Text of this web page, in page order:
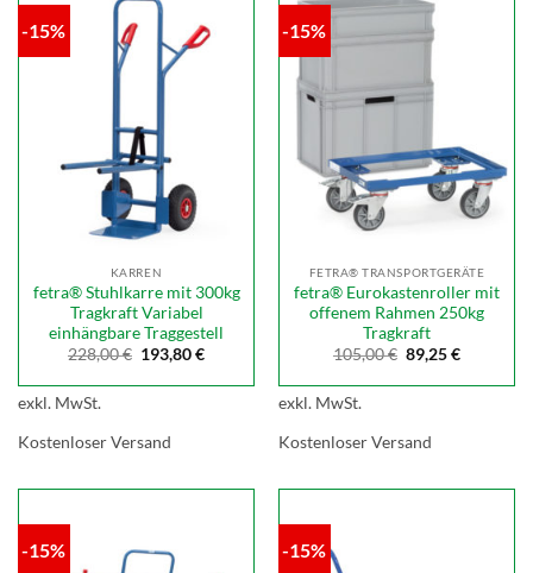
-15%
KARREN
fetra® Stuhlkarre mit 300kg
Tragkraft Variabel
einhängbare Traggestell
228,00€ Ursprünglicher
Preis
war:
193,80€Aktueller
ist:
exkl. MwSt.
Kostenloser Versand
-15%
FETRA® TRANSPORTGERÄTE
fetra® Eurokastenroller mit
offenem Rahmen 250kg
Tragkraft
105,00€ Ursprünglicher
Preis
war:
89,25€Aktueller
ist:
exkl. MwSt.
Kostenloser Versand
-15% -15%